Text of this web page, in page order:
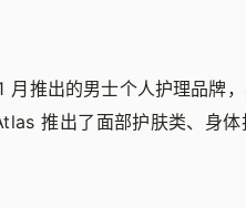
推出的男士个人护理品牌
推出了面部护肤类、身体